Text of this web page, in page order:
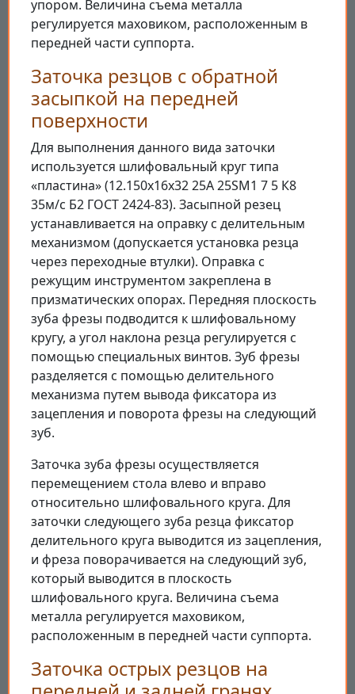
упором. Величина съема металла
регулируется маховиком, расположенным в
передней части суппорта.
Заточка резцов с обратной
засыпкой на передней
поверхности
Для выполнения данного вида заточки
используется шлифовальный круг типа
«пластина» (12.150х16х32 25А 25SM1 7 5 К8
35м/с Б2 ГОСТ 2424-83). Засыпной резец
устанавливается на оправку с делительным
механизмом (допускается установка резца
через переходные втулки). Оправка с
режущим инструментом закреплена в
призматических опорах. Передняя плоскость
зуба фрезы подводится к шлифовальному
кругу, а угол наклона резца регулируется с
помощью специальных винтов. Зуб фрезы
разделяется с помощью делительного
механизма путем вывода фиксатора из
зацепления и поворота фрезы на следующий
зуб.
Заточка зуба фрезы осуществляется
перемещением стола влево и вправо
относительно шлифовального круга. Для
заточки следующего зуба резца фиксатор
делительного круга выводится из зацепления,
и фреза поворачивается на следующий зуб,
который выводится в плоскость
шлифовального круга. Величина съема
металла регулируется маховиком,
расположенным в передней части суппорта.
Заточка острых резцов на